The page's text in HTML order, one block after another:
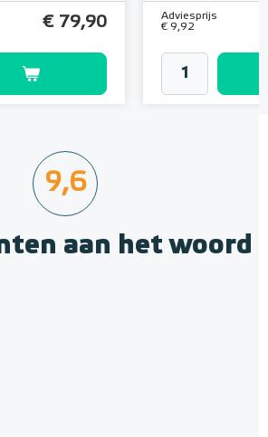
€ 79,90
Adviesprijs
€ 9,92
9,6
aan het woord